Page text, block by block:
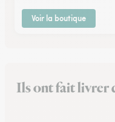
Voir la boutique
Ils ont fait livrer